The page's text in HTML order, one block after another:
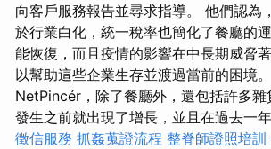
向客戶服務報告並尋求指導。 他們認為
於行業白化，統一稅率也簡化了餐廳的
能恢復，而且疫情的影響在中長期威脅
以幫助這些企業生存並渡過當前的困境
NetPincér，除了餐廳外，還包括許多
發生之前就出現了增長，並且在過去一
徵信服務 抓姦蒐證流程 整脊師證照培訓